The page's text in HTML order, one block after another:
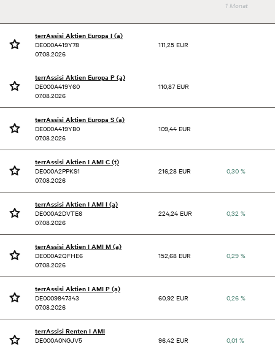
1 Monat
terrAssisi Aktien Europa I (a)
DE000A419Y78
07.08.2026
111,25 EUR
terrAssisi Aktien Europa P (a)
DE000A419Y60
07.08.2026
110,87 EUR
terrAssisi Aktien Europa S (a)
DE000A419YB0
07.08.2026
109,44 EUR
terrAssisi Aktien I AMI C (t)
DE000A2PPKS1
07.08.2026
216,28 EUR 0,30 %
terrAssisi Aktien I AMI I (a)
DE000A2DVTE6
07.08.2026
224,24 EUR 0,32 %
terrAssisi Aktien I AMI M (a)
DE000A2QFHE6
07.08.2026
152,68 EUR 0,29 %
terrAssisi Aktien I AMI P (a)
DE0009847343
07.08.2026
60,92 EUR 0,26 %
terrAssisi Renten I AMI
DE000A0NGJV5
96,42 EUR 0,01 %